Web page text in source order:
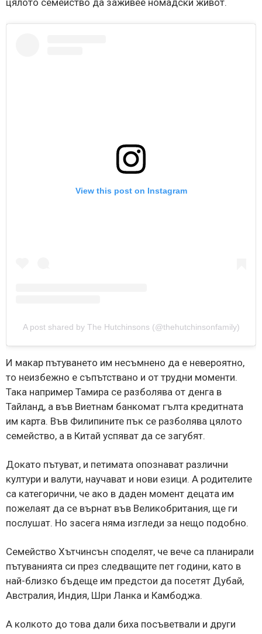
цялото семейство да заживее номадски живот.
View this post on Instagram
A post shared by The Hutchinsons (@thehutchinsonfamily)
И макар пътуването им несъмнено да е невероятно,
то неизбежно е съпътствано и от трудни моменти.
Така например Тамира се разболява от денга в
Тайланд, а във Виетнам банкомат гълта кредитната
им карта. Във Филипините пък се разболява цялото
семейство, а в Китай успяват да се загубят.
Докато пътуват, и петимата опознават различни
култури и валути, научават и нови езици. А родителите
са категорични, че ако в даден момент децата им
пожелаят да се върнат във Великобритания, ще ги
послушат. Но засега няма изгледи за нещо подобно.
Семейство Хътчинсън споделят, че вече са планирали
пътуванията си през следващите пет години, като в
най-близко бъдеще им предстои да посетят Дубай,
Австралия, Индия, Шри Ланка и Камбоджа.
А колкото до това дали биха посъветвали и други